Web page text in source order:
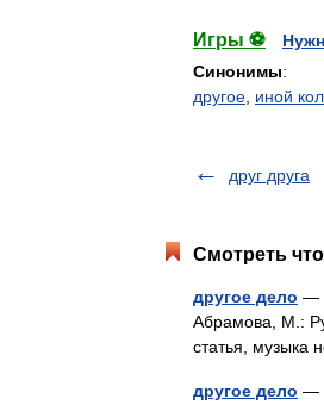
Игры ⚽
Синонимы:
другое иной
друг друга
Смотреть
другое дело —
Абрамова, М.:
статья, музыка
другое дело —